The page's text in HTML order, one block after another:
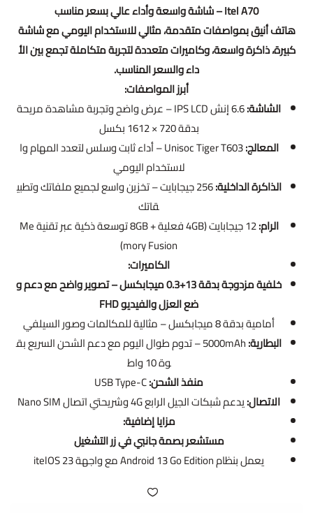
Itel A70 – شاشة واسعة وأداء عالي بسعر مناسب
هاتف أنيق بمواصفات متقدمة، مثالي للاستخدام اليومي مع شاشة
كبيرة، ذاكرة واسعة، وكاميرات متعددة لتجربة متكاملة تجمع بين الأ
داء والسعر المناسب.
أبرز المواصفات:
الشاشة:
6.6 إنش IPS LCD – عرض واضح وتجربة مشاهدة مريحة
بدقة 720 × 1612 بكسل
المعالج:
Unisoc Tiger T603 – أداء ثابت وسلس لتعدد المهام وا
لاستخدام اليومي
الذاكرة الداخلية:
256 جيجابايت – تخزين واسع لجميع ملفاتك وتطبي
قاتك
الرام:
12 جيجابايت (4GB فعلية + 8GB توسعة ذكية عبر تقنية Me
mory Fusion)
الكاميرات:
خلفية مزدوجة بدقة 13+0.3 ميجابكسل – تصوير واضح مع دعم و
ضع العزل والفيديو FHD
أمامية بدقة 8 ميجابكسل – مثالية للمكالمات وصور السيلفي
البطارية:
5000mAh – تدوم طوال اليوم مع دعم الشحن السريع بق
وة 10 واط
منفذ الشحن:
الاتصال:يدعم شبكات الجيل الرابع 4G وشريحتي اتصال Nano SIM
مزايا إضافية:
مستشعر بصمة جانبي في زر التشغيل
يعمل بنظام Android 13 Go Edition مع واجهة itelOS 23